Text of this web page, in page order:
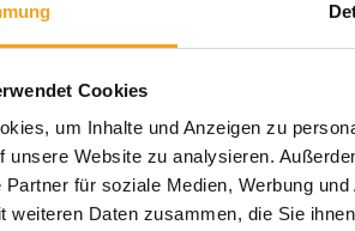
Cookies
um Inhalte und Anzeigen zu
unsere Website zu analysieren.
Partner für soziale Medien, Werbung
weiteren Daten zusammen, die Sie
das bewährte WAREMA Mobile
Handsender plus immer dann,